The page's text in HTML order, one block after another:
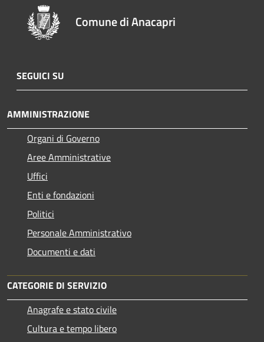
Comune di Anacapri
SEGUICI SU
AMMINISTRAZIONE
Organi di Governo
Aree Amministrative
Uffici
Enti e fondazioni
Politici
Personale Amministrativo
Documenti e dati
CATEGORIE DI SERVIZIO
Anagrafe e stato civile
Cultura e tempo libero